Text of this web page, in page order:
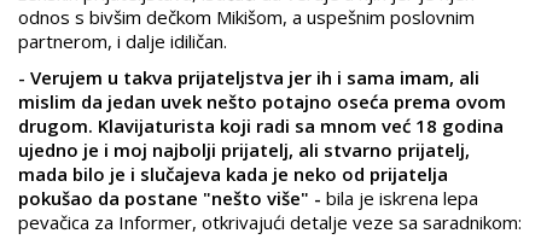
odnos s bivšim dečkom Mikišom, a uspešnim poslovnim
partnerom, i dalje idiličan.
- Verujem u takva prijateljstva jer ih i sama imam, ali
mislim da jedan uvek nešto potajno oseća prema ovom
drugom. Klavijaturista koji radi sa mnom već 18 godina
ujedno je i moj najbolji prijatelj, ali stvarno prijatelj,
mada bilo je i slučajeva kada je neko od prijatelja
pokušao da postane "nešto više" - bila je iskrena lepa
pevačica za Informer, otkrivajući detalje veze sa saradnikom: